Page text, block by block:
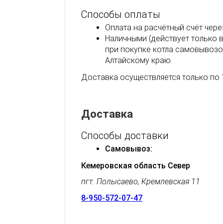
Способы оплаты
Оплата на расчётный счёт
Наличными (действует
при покупке котла
Алтайскому краю.
Доставка осуществляется только по
Доставка
Способы доставки
Самовывоз:
Кемеровская область Север
пгт. Полысаево, Кремлевская 11
8-950-572-07-47